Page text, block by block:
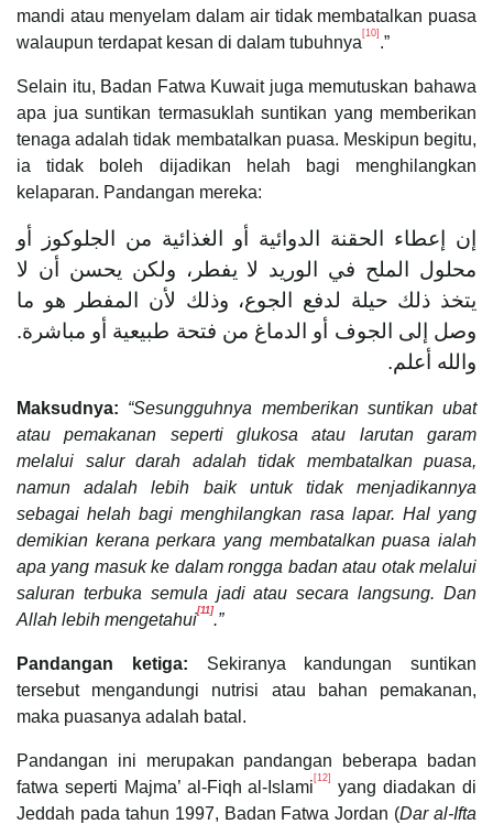
mandi atau menyelam dalam air tidak membatalkan puasa
walaupun terdapat kesan di dalam tubuhnya [10] .”
Selain itu, Badan Fatwa Kuwait juga memutuskan bahawa
apa jua suntikan termasuklah suntikan yang memberikan
tenaga adalah tidak membatalkan puasa. Meskipun begitu,
ia tidak boleh dijadikan helah bagi menghilangkan
kelaparan. Pandangan mereka:
إن إعطاء الحقنة الدوائية أو الغذائية من الجلوكوز أو
محلول الملح في الوريد لا يفطر، ولكن يحسن أن لا
يتخذ ذلك حيلة لدفع الجوع، وذلك لأن المفطر هو ما
وصل إلى الجوف أو الدماغ من فتحة طبيعية أو مباشرة.
والله أعلم.
Maksudnya: “Sesungguhnya memberikan suntikan ubat
atau pemakanan seperti glukosa atau larutan garam
melalui salur darah adalah tidak membatalkan puasa,
namun adalah lebih baik untuk tidak menjadikannya
sebagai helah bagi menghilangkan rasa lapar. Hal yang
demikian kerana perkara yang membatalkan puasa ialah
apa yang masuk ke dalam rongga badan atau otak melalui
saluran terbuka semula jadi atau secara langsung. Dan
Allah lebih mengetahui[11].”
Pandangan ketiga: Sekiranya kandungan suntikan
tersebut mengandungi nutrisi atau bahan pemakanan,
maka puasanya adalah batal.
Pandangan ini merupakan pandangan beberapa badan
fatwa seperti Majma’ al-Fiqh al-Islami[12]
yang diadakan di
Jeddah pada tahun 1997, Badan Fatwa Jordan (Dar al-Ifta